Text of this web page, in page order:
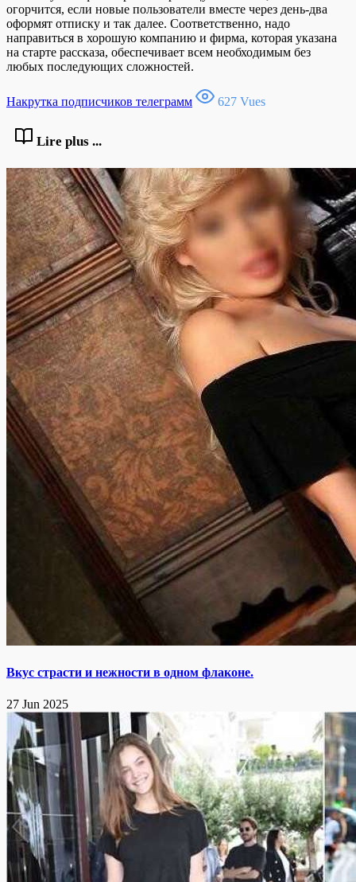
огорчится, если новые пользователи вместе через день-два
оформят отписку и так далее. Соответственно, надо
направиться в хорошую компанию и фирма, которая указана
на старте рассказа, обеспечивает всем необходимым без
любых последующих сложностей.
Накрутка подписчиков телеграмм 627 Vues
Lire plus ...
Вкус страсти и нежности в одном флаконе.
27 Jun 2025